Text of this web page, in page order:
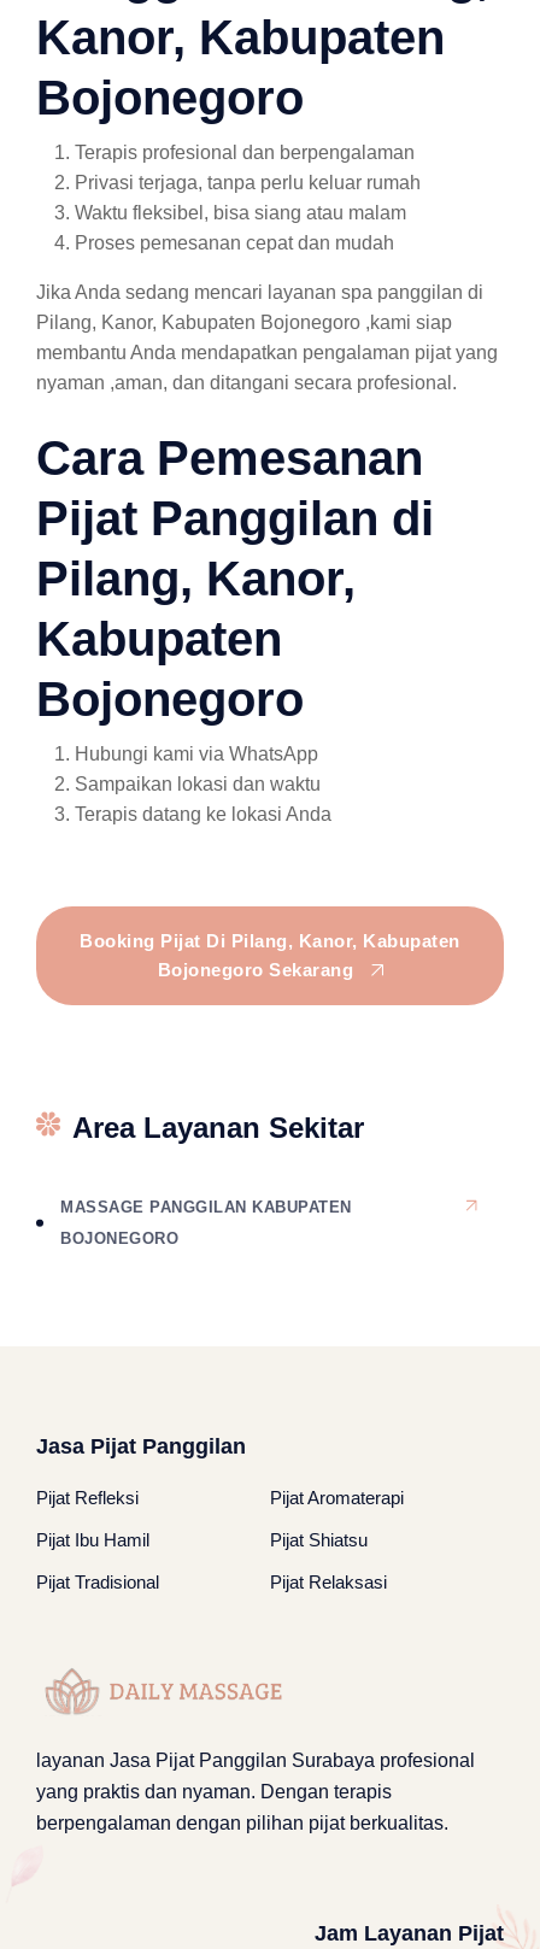
Kanor, Kabupaten
Bojonegoro
Terapis profesional dan berpengalaman
Privasi terjaga, tanpa perlu keluar rumah
Waktu fleksibel, bisa siang atau malam
Proses pemesanan cepat dan mudah
Jika Anda sedang mencari layanan spa panggilan di
Pilang, Kanor, Kabupaten Bojonegoro ,kami siap
membantu Anda mendapatkan pengalaman pijat yang
nyaman ,aman, dan ditangani secara profesional.
Cara Pemesanan
Pijat Panggilan di
Pilang, Kanor,
Kabupaten
Bojonegoro
Hubungi kami via WhatsApp
Sampaikan lokasi dan waktu
Terapis datang ke lokasi Anda
Booking Pijat Di Pilang, Kanor, Kabupaten
Bojonegoro Sekarang
Area Layanan Sekitar
MASSAGE PANGGILAN KABUPATEN
BOJONEGORO
Jasa Pijat Panggilan
Pijat Refleksi Pijat Aromaterapi
Pijat Ibu Hamil Pijat Shiatsu
Pijat Tradisional Pijat Relaksasi
layanan Jasa Pijat Panggilan Surabaya profesional
yang praktis dan nyaman. Dengan terapis
berpengalaman dengan pilihan pijat berkualitas.
Jam Layanan Pijat